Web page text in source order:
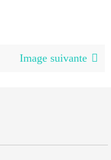
Image suivante